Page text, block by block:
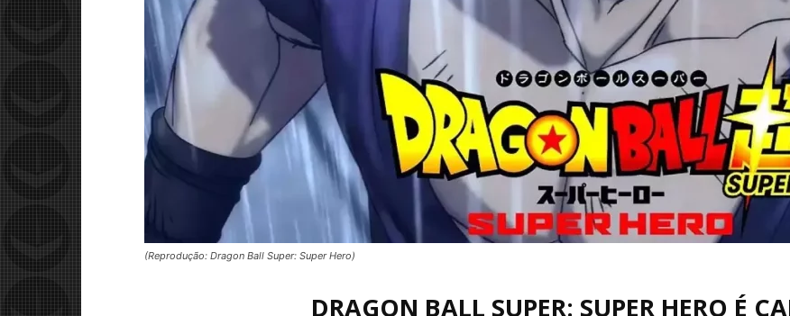
Pop!
(Reprodução: Dragon Ball Super: Super Hero)
DRAGON BALL SUPER: SUPER HERO É